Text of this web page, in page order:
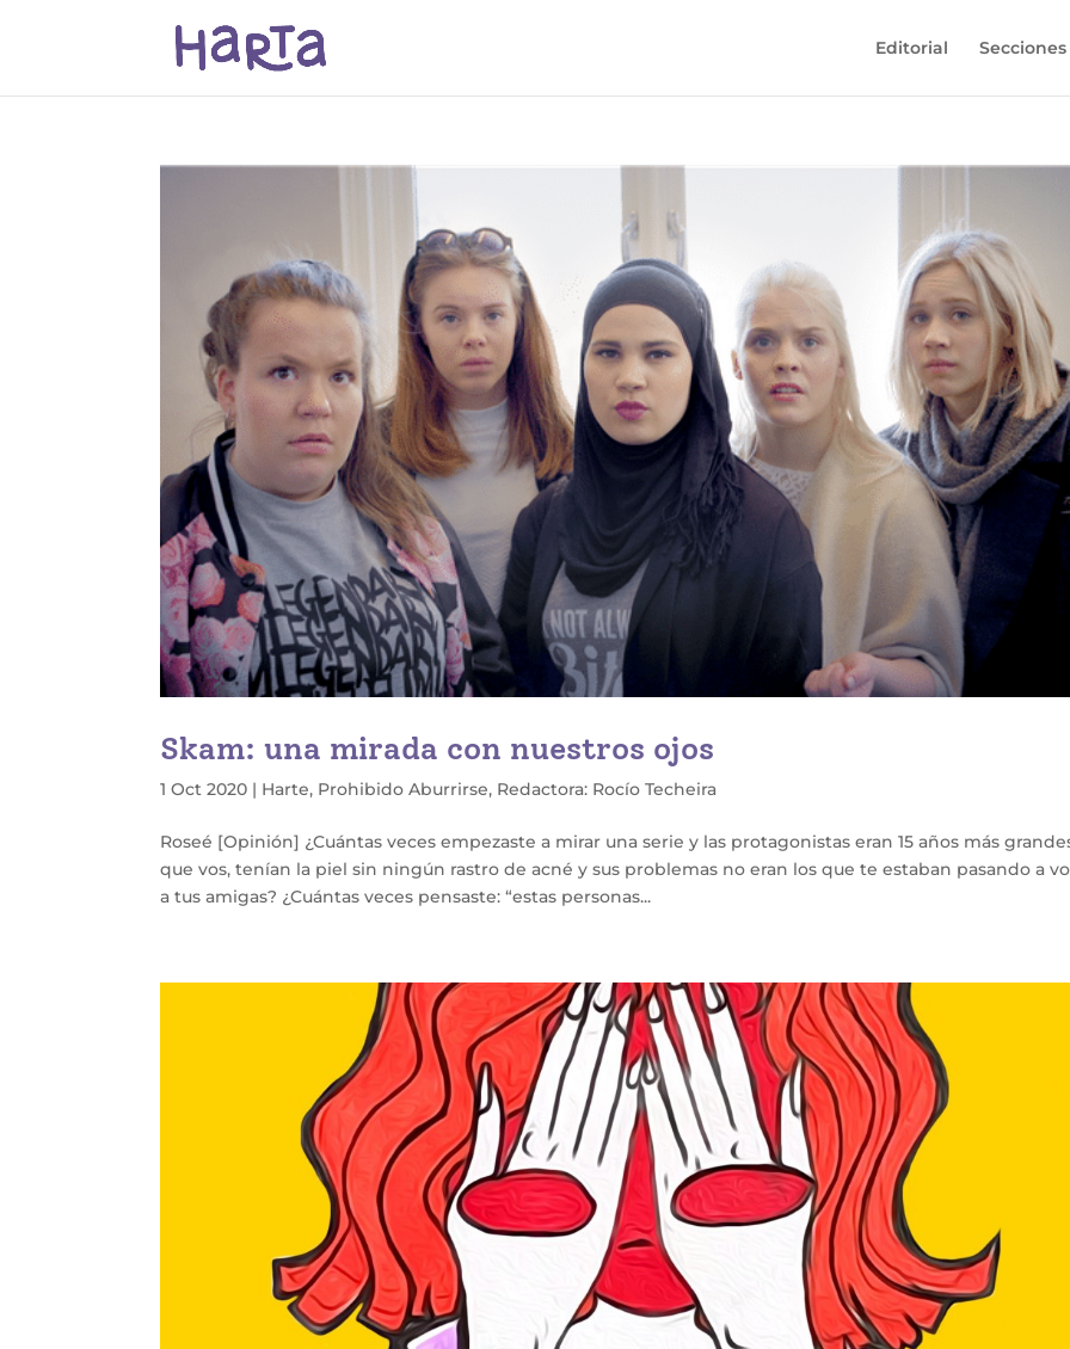
Editorial Secciones
Skam: una mirada con nuestros ojos
1 Oct 2020 | Harte, Prohibido Aburrirse, Redactora: Rocío Techeira
Roseé [Opinión] ¿Cuántas veces empezaste a mirar una serie y las protagonistas eran 15 años más
que vos, tenían la piel sin ningún rastro de acné y sus problemas no eran los que te estaban pasando a
a tus amigas? ¿Cuántas veces pensaste: “estas personas...